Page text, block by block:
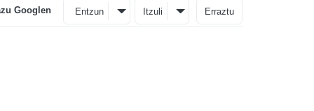
Googlen Entzun Itzuli Erraztu